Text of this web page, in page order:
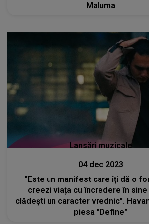
Maluma
Lansări muzicale
04 dec 2023
"Este un manifest care îți dă o
creezi viața cu încredere în sine
clădești un caracter vrednic".
piesa "Define"